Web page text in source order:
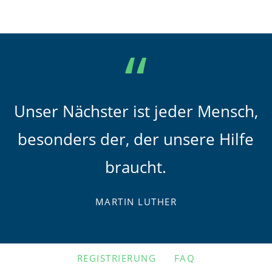
Unser Nächster ist jeder Mensch,
besonders der, der unsere Hilfe
braucht.
MARTIN LUTHER
NAVIGATION
REGISTRIERUNG FAQ